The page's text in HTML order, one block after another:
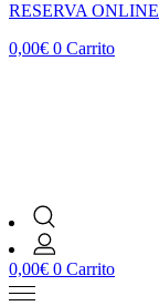
RESERVA ONLINE
0,00€ 0 Carrito
0,00€ 0 Carrito